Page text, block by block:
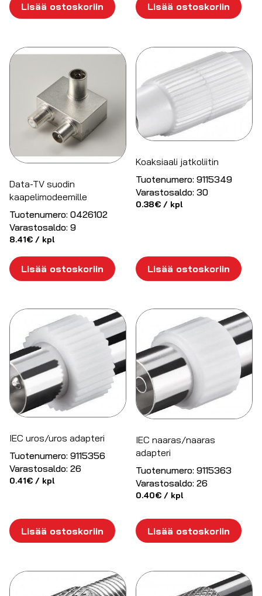
Lisää ostoskoriin Lisää ostoskoriin
Data-TV suodin
kaapelimodeemille
Tuotenumero: 0426102
Varastosaldo: 9
8.41€ / kpl
Lisää ostoskoriin
Koaksiaali jatkoliitin
Tuotenumero: 9115349
Varastosaldo: 30
0.38€ / kpl
Lisää ostoskoriin
IEC uros/uros adapteri
Tuotenumero: 9115356
Varastosaldo: 26
0.41€ / kpl
Lisää ostoskoriin
IEC naaras/naaras
adapteri
Tuotenumero: 9115363
Varastosaldo: 26
0.40€ / kpl
Lisää ostoskoriin